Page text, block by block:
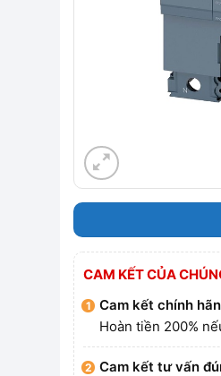
CAM KẾT CỦA
Cam kết chính
Hoàn tiền 200%
Cam kết tư vấn